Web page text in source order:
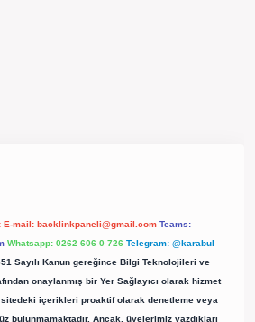
E-mail: backlinkpaneli@gmail.com Teams:
Whatsapp: 0262 606 0 726 Telegram: @karabul
Sayılı Kanun gereğince Bilgi Teknolojileri ve
onaylanmış bir Yer Sağlayıcı olarak hizmet
içerikleri proaktif olarak denetleme veya
bulunmamaktadır. Ancak, üyelerimiz yazdıkları